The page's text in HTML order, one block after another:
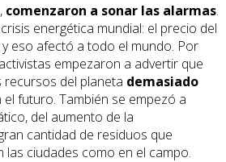
comenzaron a sonar las alarmas.
energética mundial: el precio del
eso afectó a todo el mundo. Por
empezaron a advertir que
del planeta demasiado
el futuro. También se empezó a
del aumento de la
cantidad de residuos que
las ciudades como en el campo.